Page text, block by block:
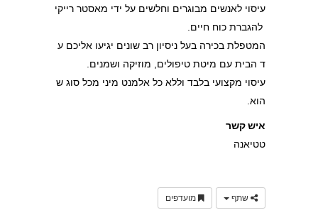
עיסוי לאנשים מבוגרים וחלשים על ידי מאסטר רייקי
להגברת כוח חיים.
המטפלת בכירה בעל ניסיון רב שונים יגיעו אליכם ע
ד הבית עם מיטת טיפולים, מוזיקה ושמנים.
עיסוי מקצועי בלבד וללא כל אלמנט מיני מכל סוג ש
הוא.
איש קשר
טטיאנה
שתף מועדפים